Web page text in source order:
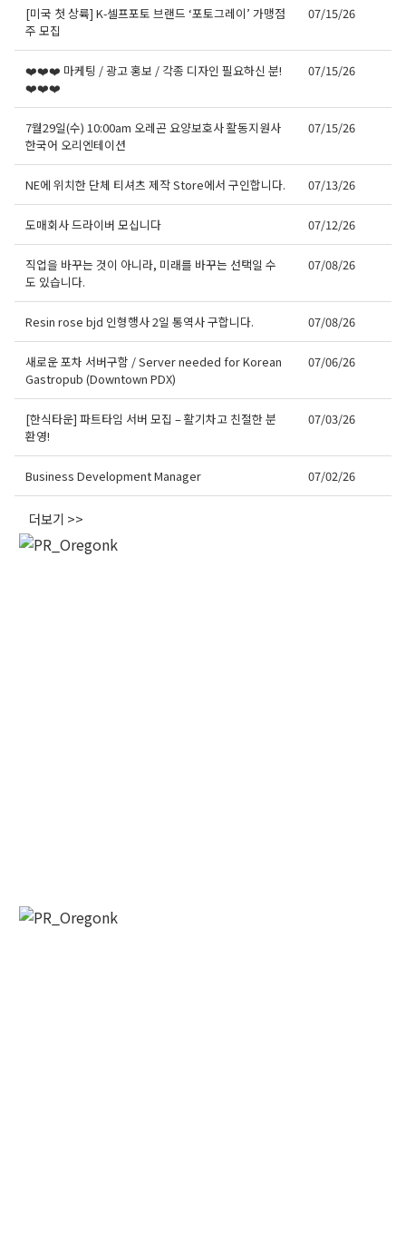
[미국 첫 상륙] K-셀프포토 브랜드 ‘포토그레이’ 가맹점
주 모집
07/15/26
❤️❤️❤️ 마케팅 / 광고 홍보 / 각종 디자인 필요하신 분!
❤️❤️❤️
07/15/26
7월29일(수) 10:00am 오레곤 요양보호사 활동지원사
한국어 오리엔테이션
07/15/26
NE에 위치한 단체 티셔츠 제작 Store에서 구인합니다. 07/13/26
도매회사 드라이버 모십니다 07/12/26
직업을 바꾸는 것이 아니라, 미래를 바꾸는 선택일 수
도 있습니다.
07/08/26
Resin rose bjd 인형행사 2일 통역사 구합니다. 07/08/26
새로운 포차 서버구함 / Server needed for Korean
Gastropub (Downtown PDX)
07/06/26
[한식타운] 파트타임 서버 모집 – 활기차고 친절한 분
환영!
07/03/26
Business Development Manager 07/02/26
더보기 >>
오레곤K 뉴스레터 구독
매주 오레곤K 뉴스레터를 통해 다양한 로컬소식과
오레곤 한인 사회 정보를 받아보실수 있습니다.
Email
First Name
Last Name